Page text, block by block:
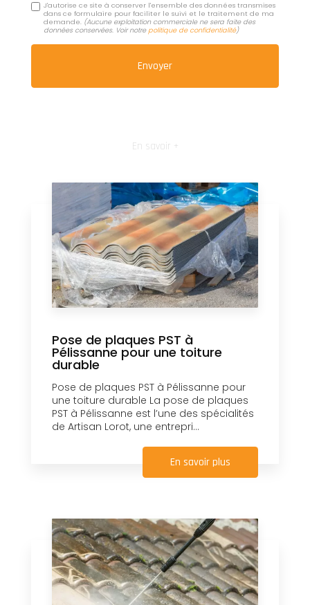
J'autorise ce site à conserver l'ensemble des données transmises
dans ce formulaire pour faciliter le suivi et le traitement de ma
demande. (Aucune exploitation commerciale ne sera faite des
données conservées. Voir notrepolitique de confidentialité)
En savoir +
Pose de plaques PST à
Pélissanne pour une toiture
durable
Pose de plaques PST à Pélissanne pour
une toiture durable La pose de plaques
PST à Pélissanne est l’une des spécialités
de Artisan Lorot, une entrepri...
En savoir plus